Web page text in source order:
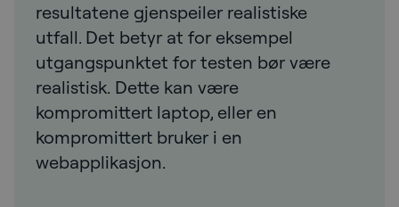
resultatene gjenspeiler realistiske
utfall. Det betyr at for eksempel
utgangspunktet for testen bør være
realistisk. Dette kan være
kompromittert laptop, eller en
kompromittert bruker i en
webapplikasjon.